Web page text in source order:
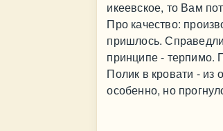
икеевское, то Вам
Про качество:
пришлось.
принципе - терпимо.
Полик в кровати - из
особенно, но